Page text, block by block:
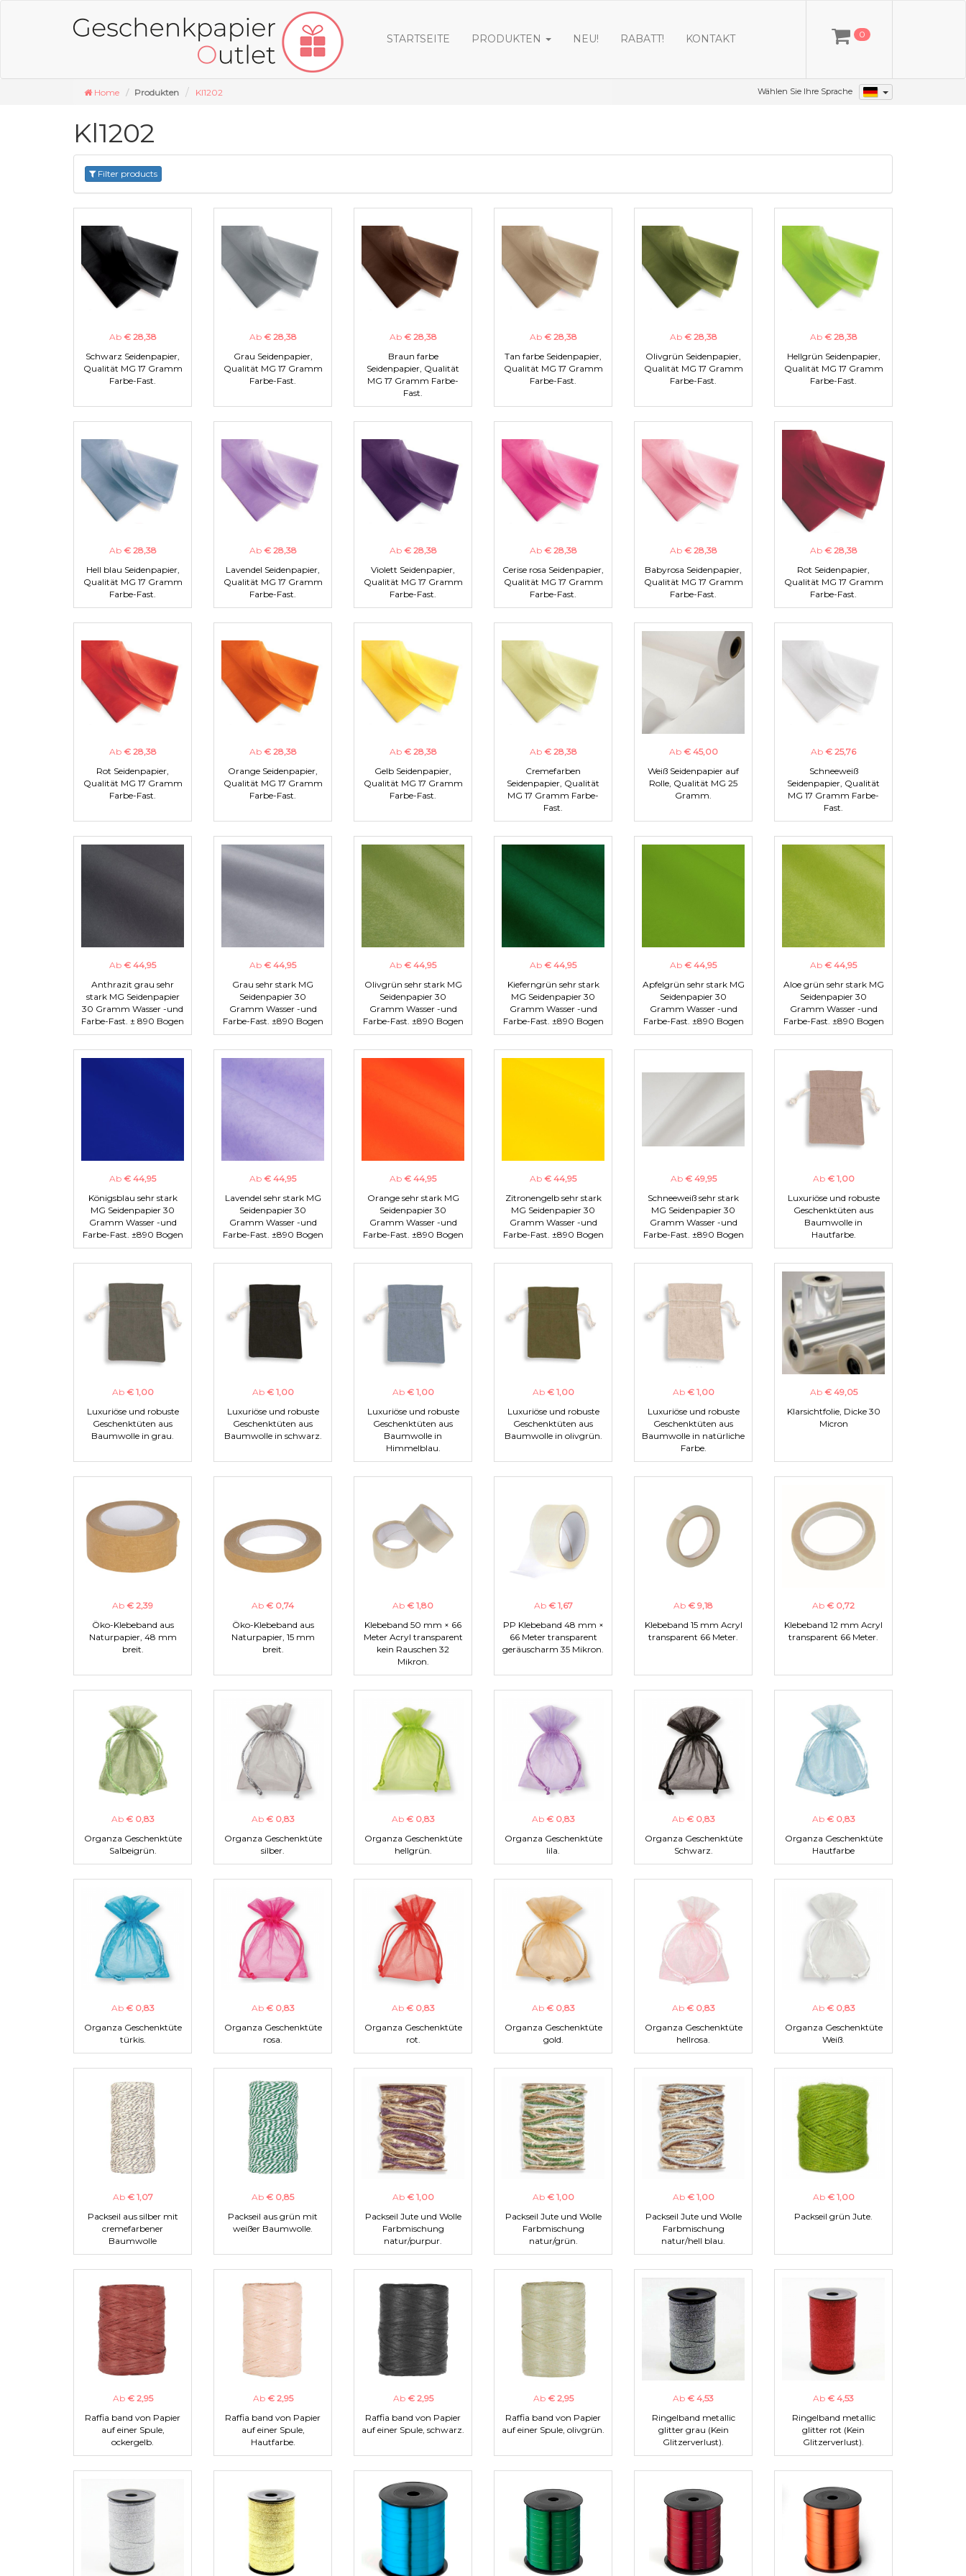
STARTSEITE PRODUKTEN NEU! RABATT! KONTAKT 0
Home Produkten Kl1202 Wählen Sie Ihre Sprache
Kl1202
Filter products
Ab € 28,38
Schwarz Seidenpapier,
Qualität MG 17 Gramm
Farbe-Fast.
Ab € 28,38
Grau Seidenpapier,
Qualität MG 17 Gramm
Farbe-Fast.
Ab € 28,38
Braun farbe
Seidenpapier, Qualität
MG 17 Gramm Farbe-
Fast.
Ab € 28,38
Tan farbe Seidenpapier,
Qualität MG 17 Gramm
Farbe-Fast.
Ab € 28,38
Olivgrün Seidenpapier,
Qualität MG 17 Gramm
Farbe-Fast.
Ab € 28,38
Hellgrün Seidenpapier,
Qualität MG 17 Gramm
Farbe-Fast.
Ab € 28,38
Hell blau Seidenpapier,
Qualität MG 17 Gramm
Farbe-Fast.
Ab € 28,38
Lavendel Seidenpapier,
Qualität MG 17 Gramm
Farbe-Fast.
Ab € 28,38
Violett Seidenpapier,
Qualität MG 17 Gramm
Farbe-Fast.
Ab € 28,38
Cerise rosa Seidenpapier,
Qualität MG 17 Gramm
Farbe-Fast.
Ab € 28,38
Babyrosa Seidenpapier,
Qualität MG 17 Gramm
Farbe-Fast.
Ab € 28,38
Rot Seidenpapier,
Qualität MG 17 Gramm
Farbe-Fast.
Ab € 28,38
Rot Seidenpapier,
Qualität MG 17 Gramm
Farbe-Fast.
Ab € 28,38
Orange Seidenpapier,
Qualität MG 17 Gramm
Farbe-Fast.
Ab € 28,38
Gelb Seidenpapier,
Qualität MG 17 Gramm
Farbe-Fast.
Ab € 28,38
Cremefarben
Seidenpapier, Qualität
MG 17 Gramm Farbe-
Fast.
Ab € 45,00
Weiß Seidenpapier auf
Rolle, Qualität MG 25
Gramm.
Ab € 25,76
Schneeweiß
Seidenpapier, Qualität
MG 17 Gramm Farbe-
Fast.
Ab € 44,95
Anthrazit grau sehr
stark MG Seidenpapier
30 Gramm Wasser -und
Farbe-Fast. ± 890 Bogen
Ab € 44,95
Grau sehr stark MG
Seidenpapier 30
Gramm Wasser -und
Farbe-Fast. ±890 Bogen
Ab € 44,95
Olivgrün sehr stark MG
Seidenpapier 30
Gramm Wasser -und
Farbe-Fast. ±890 Bogen
Ab € 44,95
Kieferngrün sehr stark
MG Seidenpapier 30
Gramm Wasser -und
Farbe-Fast. ±890 Bogen
Ab € 44,95
Apfelgrün sehr stark MG
Seidenpapier 30
Gramm Wasser -und
Farbe-Fast. ±890 Bogen
Ab € 44,95
Aloe grün sehr stark MG
Seidenpapier 30
Gramm Wasser -und
Farbe-Fast. ±890 Bogen
Ab € 44,95
Königsblau sehr stark
MG Seidenpapier 30
Gramm Wasser -und
Farbe-Fast. ±890 Bogen
Ab € 44,95
Lavendel sehr stark MG
Seidenpapier 30
Gramm Wasser -und
Farbe-Fast. ±890 Bogen
Ab € 44,95
Orange sehr stark MG
Seidenpapier 30
Gramm Wasser -und
Farbe-Fast. ±890 Bogen
Ab € 44,95
Zitronengelb sehr stark
MG Seidenpapier 30
Gramm Wasser -und
Farbe-Fast. ±890 Bogen
Ab € 49,95
Schneeweiß sehr stark
MG Seidenpapier 30
Gramm Wasser -und
Farbe-Fast. ±890 Bogen
Ab € 1,00
Luxuriöse und robuste
Geschenktüten aus
Baumwolle in
Hautfarbe.
Ab € 1,00
Luxuriöse und robuste
Geschenktüten aus
Baumwolle in grau.
Ab € 1,00
Luxuriöse und robuste
Geschenktüten aus
Baumwolle in schwarz.
Ab € 1,00
Luxuriöse und robuste
Geschenktüten aus
Baumwolle in
Himmelblau.
Ab € 1,00
Luxuriöse und robuste
Geschenktüten aus
Baumwolle in olivgrün.
Ab € 1,00
Luxuriöse und robuste
Geschenktüten aus
Baumwolle in natürliche
Farbe.
Ab € 49,05
Klarsichtfolie, Dicke 30
Micron
Ab € 2,39
Öko-Klebeband aus
Naturpapier, 48 mm
breit.
Ab € 0,74
Öko-Klebeband aus
Naturpapier, 15 mm
breit.
Ab € 1,80
Klebeband 50 mm × 66
Meter Acryl transparent
kein Rauschen 32
Mikron.
Ab € 1,67
PP Klebeband 48 mm ×
66 Meter transparent
geräuscharm 35 Mikron.
Ab € 9,18
Klebeband 15 mm Acryl
transparent 66 Meter.
Ab € 0,72
Klebeband 12 mm Acryl
transparent 66 Meter.
Ab € 0,83
Organza Geschenktüte
Salbeigrün.
Ab € 0,83
Organza Geschenktüte
silber.
Ab € 0,83
Organza Geschenktüte
hellgrün.
Ab € 0,83
Organza Geschenktüte
lila.
Ab € 0,83
Organza Geschenktüte
Schwarz.
Ab € 0,83
Organza Geschenktüte
Hautfarbe
Ab € 0,83
Organza Geschenktüte
türkis.
Ab € 0,83
Organza Geschenktüte
rosa.
Ab € 0,83
Organza Geschenktüte
rot.
Ab € 0,83
Organza Geschenktüte
gold.
Ab € 0,83
Organza Geschenktüte
hellrosa.
Ab € 0,83
Organza Geschenktüte
Weiß.
Ab € 1,07
Packseil aus silber mit
cremefarbener
Baumwolle
Ab € 0,85
Packseil aus grün mit
weißer Baumwolle.
Ab € 1,00
Packseil Jute und Wolle
Farbmischung
natur/purpur.
Ab € 1,00
Packseil Jute und Wolle
Farbmischung
natur/grün.
Ab € 1,00
Packseil Jute und Wolle
Farbmischung
natur/hell blau.
Ab € 1,00
Packseil grün Jute.
Ab € 2,95
Raffia band von Papier
auf einer Spule,
ockergelb.
Ab € 2,95
Raffia band von Papier
auf einer Spule,
Hautfarbe.
Ab € 2,95
Raffia band von Papier
auf einer Spule, schwarz.
Ab € 2,95
Raffia band von Papier
auf einer Spule, olivgrün.
Ab € 4,53
Ringelband metallic
glitter grau (Kein
Glitzerverlust).
Ab € 4,53
Ringelband metallic
glitter rot (Kein
Glitzerverlust).